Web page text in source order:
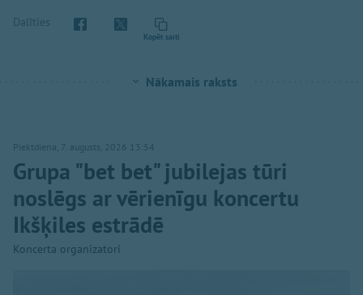
Dalīties
Kopēt saiti
Nākamais raksts
Piektdiena, 7. augusts, 2026 13:54
Grupa "bet bet" jubilejas tūri
noslēgs ar vērienīgu koncertu
Ikšķiles estrādē
Koncerta organizatori